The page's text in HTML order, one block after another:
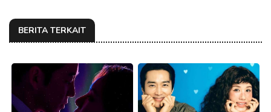
BERITA TERKAIT